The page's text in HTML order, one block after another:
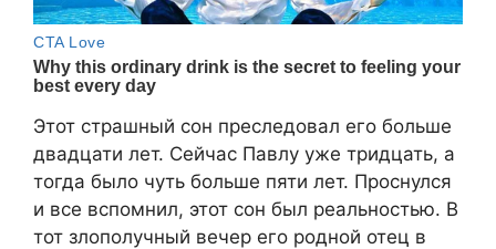
Этот страшный сон преследовал его больше
двадцати лет. Сейчас Павлу уже тридцать, а
тогда было чуть больше пяти лет. Проснулся
и все вспомнил, этот сон был реальностью. В
тот злополучный вечер его родной отец в